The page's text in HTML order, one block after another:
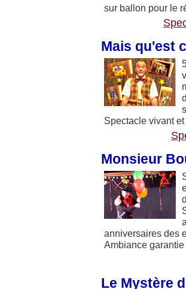
sur ballon pour le
Mais qu'est
Spectacle vivant
Monsieur
anniversaires des
Ambiance garantie
Le Mystère